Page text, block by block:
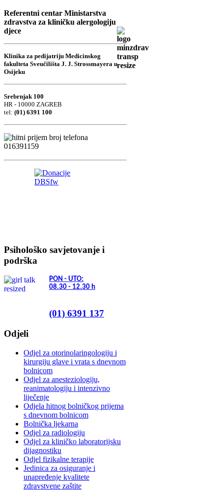
Referentni centar Ministarstva
zdravstva za kliničku alergologiju
djece
Klinika za pedijatriju Medicinskog
fakulteta Sveučilišta J. J. Strossmayera u
Osijeku
Srebrnjak 100
HR - 10000 ZAGREB
tel: (01) 6391 100
Psihološko savjetovanje i
podrška
PON - UTO:
08.30 - 12.30 h
(01) 6391 137
Odjeli
Odjel za otorinolaringologiju i
kirurgiju glave i vrata s dnevnom
bolnicom
Odjel za anesteziologiju,
reanimatologiju i intenzivno
liječenje
Odjela hitnog bolničkog prijema
s dnevnom bolnicom
Bolnička ljekarna
Odjel za radiologiju
Odjel za kliničko laboratorijsku
dijagnostiku
Odjel fizikalne terapije
Jedinica za osiguranje i
unapređenje kvalitete
zdravstvene zaštite